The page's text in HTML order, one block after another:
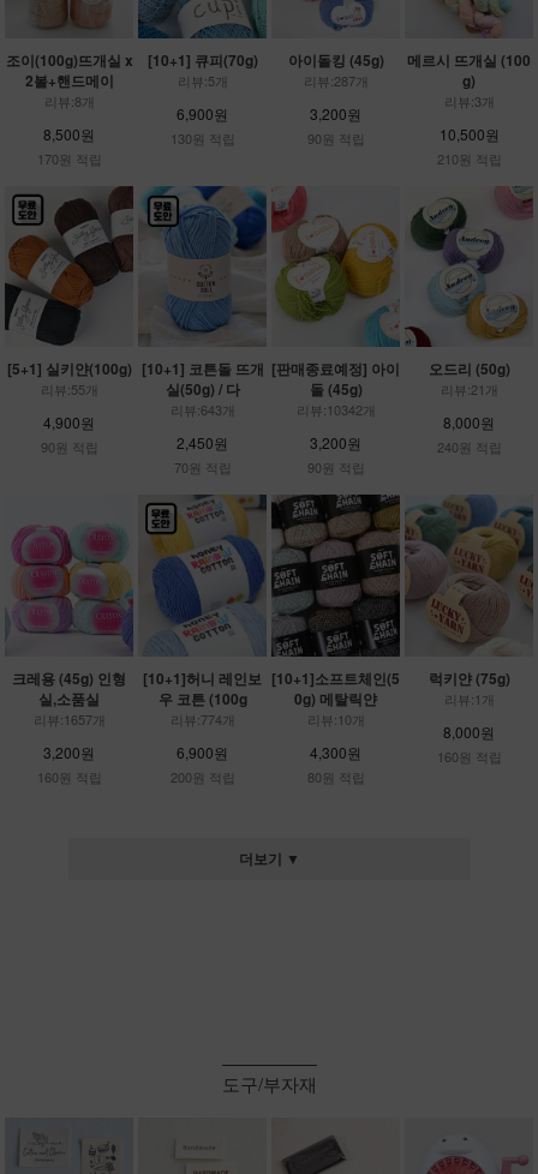
조이(100g)뜨개실 x
2볼+핸드메이
리뷰:8개
8,500원
170원 적립
[10+1] 큐피(70g)
리뷰:5개
6,900원
130원 적립
아이돌킹 (45g)
리뷰:287개
3,200원
90원 적립
메르시 뜨개실 (100
g)
리뷰:3개
10,500원
210원 적립
[5+1] 실키얀(100g)
리뷰:55개
4,900원
90원 적립
[10+1] 코튼돌 뜨개
실(50g) / 다
리뷰:643개
2,450원
70원 적립
[판매종료예정] 아이
돌 (45g)
리뷰:10342개
3,200원
90원 적립
오드리 (50g)
리뷰:21개
8,000원
240원 적립
크레용 (45g) 인형
실,소품실
리뷰:1657개
3,200원
160원 적립
[10+1]허니 레인보
우 코튼 (100g
리뷰:774개
6,900원
200원 적립
[10+1]소프트체인(5
0g) 메탈릭얀
리뷰:10개
4,300원
80원 적립
럭키얀 (75g)
리뷰:1개
8,000원
160원 적립
더보기 ▼
도구/부자재